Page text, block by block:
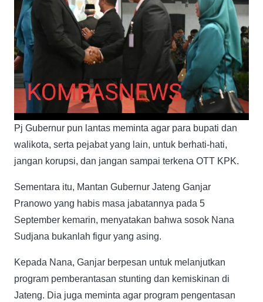
Pj Gubernur pun lantas meminta agar para bupati dan
walikota, serta pejabat yang lain, untuk berhati-hati,
jangan korupsi, dan jangan sampai terkena OTT KPK.
Sementara itu, Mantan Gubernur Jateng Ganjar
Pranowo yang habis masa jabatannya pada 5
September kemarin, menyatakan bahwa sosok Nana
Sudjana bukanlah figur yang asing.
Kepada Nana, Ganjar berpesan untuk melanjutkan
program pemberantasan stunting dan kemiskinan di
Jateng. Dia juga meminta agar program pengentasan